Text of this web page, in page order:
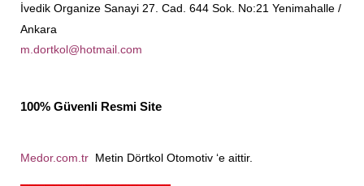
İvedik Organize Sanayi 27. Cad. 644 Sok. No:21 Yenimahalle /
Ankara
m.dortkol@hotmail.com
100% Güvenli Resmi Site
Medor.com.tr Metin Dörtkol Otomotiv ‘e aittir.